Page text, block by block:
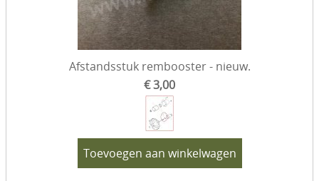
Afstandsstuk rembooster - nieuw.
€ 3,00
Toevoegen aan winkelwagen